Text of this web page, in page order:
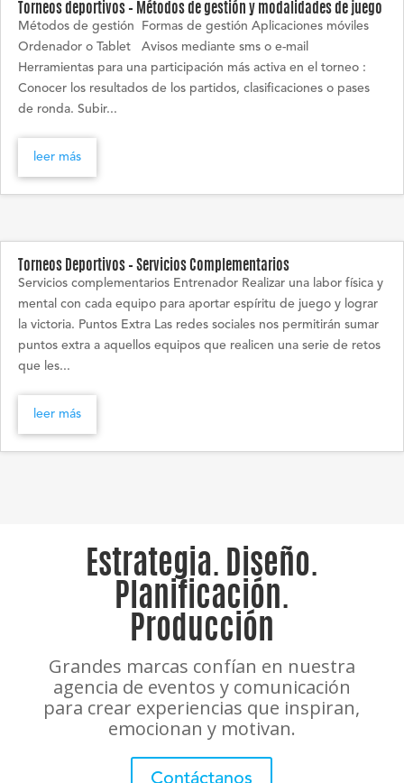
Torneos deportivos – Métodos de gestión y modalidades de juego
Métodos de gestión Formas de gestión Aplicaciones móviles
Ordenador o Tablet Avisos mediante sms o e-mail
Herramientas para una participación más activa en el torneo :
Conocer los resultados de los partidos, clasificaciones o pases
de ronda. Subir...
leer más
Torneos Deportivos – Servicios Complementarios
Servicios complementarios Entrenador Realizar una labor física y
mental con cada equipo para aportar espíritu de juego y lograr
la victoria. Puntos Extra Las redes sociales nos permitirán sumar
puntos extra a aquellos equipos que realicen una serie de retos
que les...
leer más
Estrategia. Diseño.
Planificación.
Producción
Grandes marcas confían en nuestra
agencia de eventos y comunicación
para crear experiencias que inspiran,
emocionan y motivan.